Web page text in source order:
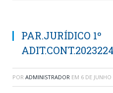
PAR.JURÍDICO 1º
POR ADMINISTRADOR EM 6 DE